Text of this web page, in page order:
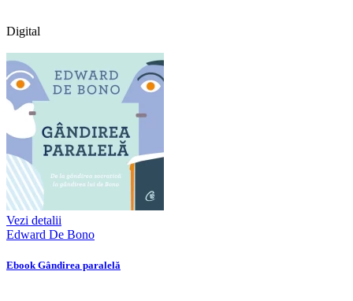
Digital
Vezi detalii
Edward De Bono
Ebook Gândirea paralelă